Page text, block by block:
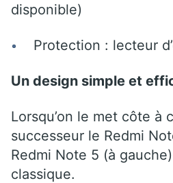
disponible)
Protection : lecteur
Un design simple et
Lorsqu’on le met côte à
successeur le Redmi
Redmi Note 5 (à
classique.